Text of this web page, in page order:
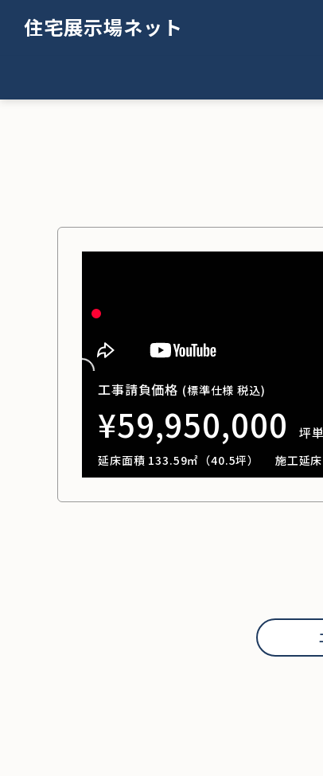
住宅展示場ネット
工事請負価格 (標準仕様 税込)
¥59,950,000 坪
延床面積 133.59㎡（40.5坪）
施工延